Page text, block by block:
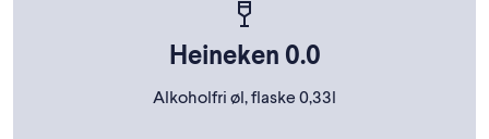
Heineken 0.0
Alkoholfri øl, flaske 0,33l